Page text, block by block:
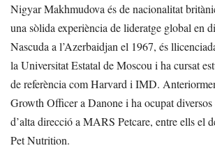
Nigyar Makhmudova és de nacionalitat
una sòlida experiència de lideratge global en
Nascuda a l’Azerbaidjan el 1967, és
la Universitat Estatal de Moscou i ha cursat
de referència com Harvard i IMD.
Growth Officer a Danone i ha ocupat diversos
d’alta direcció a MARS Petcare, entre ells el
Pet Nutrition.